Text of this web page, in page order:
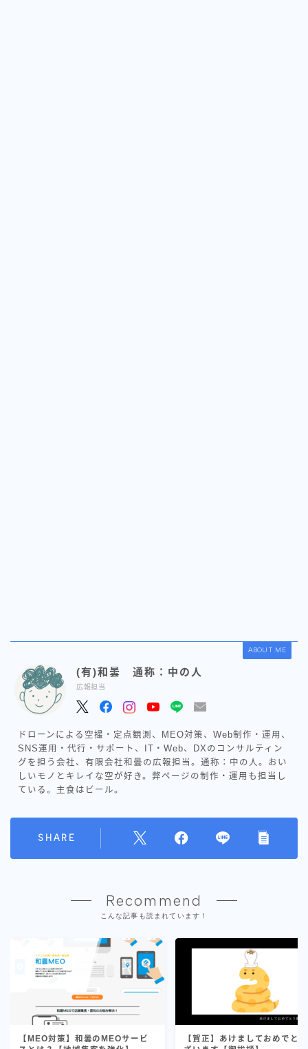
ABOUT ME
(有)和曇 通称：中の人
広報担当
ドローンによる空撮・定点観測、MEO対策、Web制作・運用、
SNS運用・代行・サポート、IT・Web、DXのコンサルティン
グを担う会社、有限会社和曇の広報担当。通称：中の人。おい
しいモノとキレイな空が好き。弊ページの制作・運用も担当し
ている。主食はビール。
SHARE
Recommend
こんな記事も読まれています！
【MEO対策】和曇のMEOサービ
【賀正】あけましておめでと